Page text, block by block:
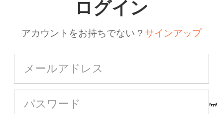
ログイン
アカウントをお持ちでない ? サインアップ